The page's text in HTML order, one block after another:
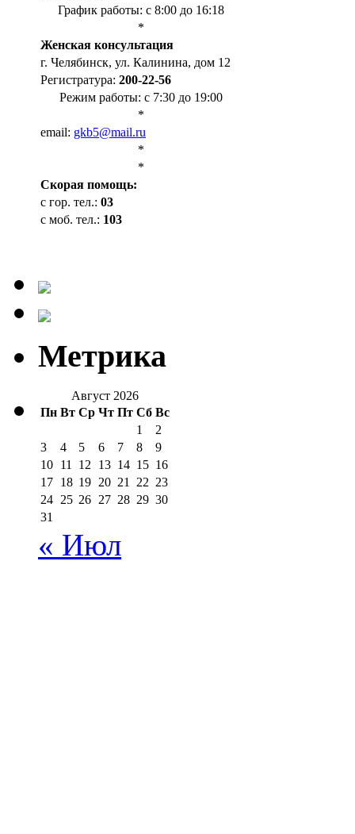
График работы: с 8:00 до 16:18
*
Женская консультация
г. Челябинск, ул. Калинина, дом 12
Регистратура: 200-22-56
Режим работы: с 7:30 до 19:00
*
email: gkb5@mail.ru
*
*
Cкорая помощь:
с гор. тел.: 03
с моб. тел.: 103
Метрика
Август 2026
Пн Вт Ср Чт Пт Сб Вс
1
2
3
4 5 6 7 8
9
10 11 12 13 14 15 16
17 18 19 20 21 22 23
24 25 26 27 28 29 30
31
« Июл